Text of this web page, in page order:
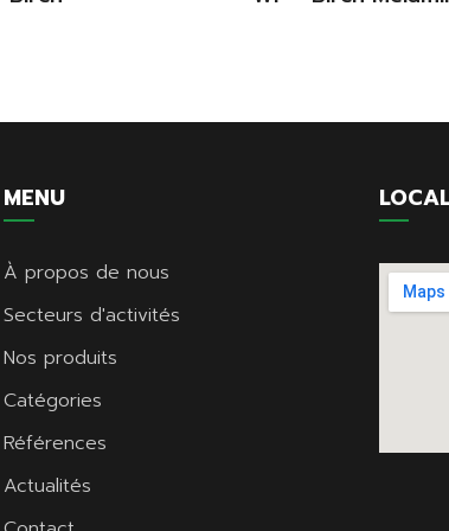
MENU
À propos de nous
Secteurs d'activités
Nos produits
Catégories
Références
Actualités